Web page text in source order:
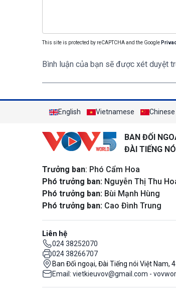
This site is protected by reCAPTCHA and the Google
Bình luận của bạn sẽ được xét duyệt
English Vietnamese Chinese
BAN ĐỐI
ĐÀI TIẾNG
Trưởng ban: Phó Cẩm Hoa
Phó trưởng ban: Nguyễn Thị Thu
Phó trưởng ban: Bùi Mạnh Hùng
Phó trưởng ban: Cao Đình Trung
Liên hệ
024 38252070
024 38266707
Ban Đối ngoại, Đài Tiếng nói Việt Nam,
Email: vietkieuvov@gmail.com -